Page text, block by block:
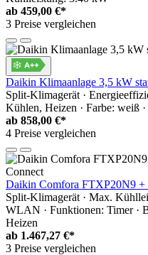
ab 459,00 €*
3 Preise vergleichen
Daikin Klimaanlage 3,5 kW
Split-Klimagerät ·
Kühlen, Heizen · Farbe: weiß
ab 858,00 €*
4 Preise vergleichen
Daikin Comfora FTXP20N9
Split-Klimagerät · Max.
WLAN · Funktionen: Timer ·
Heizen
ab 1.467,27 €*
3 Preise vergleichen